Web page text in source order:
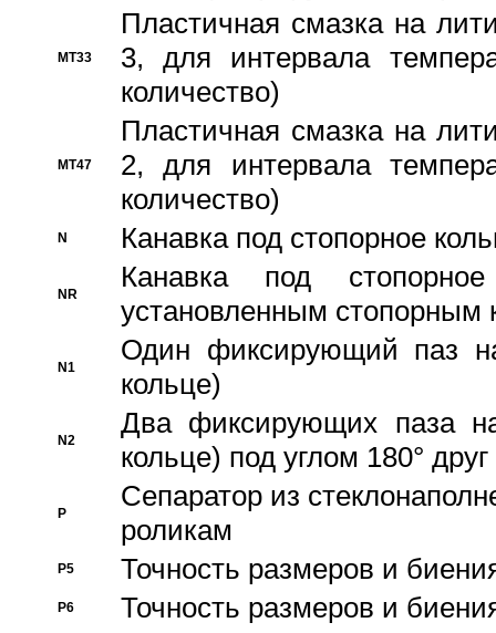
MT33
Пластичная смазка на
3, для интервала
количество)
MT47
Пластичная смазка на
2, для интервала
количество)
N Канавка под стопорное
NR
Канавка под
установленным стопорным
N1
Один фиксирующий паз
кольце)
N2
Два фиксирующих паза
кольце) под углом 180° друг
P
Cепаратор из
роликам
P5 Точность размеров и
P6 Точность размеров и